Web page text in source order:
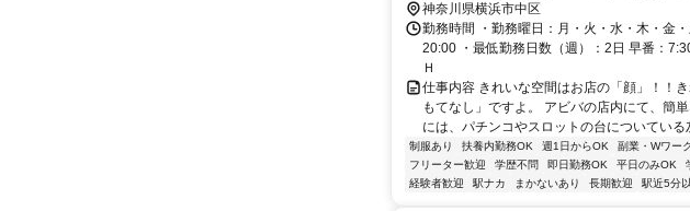
神奈川県横浜市中区
勤務時間 ・勤務曜日：月・火・水・木・金
20:00 ・最低勤務日数（週）：2日 早番：
Ｈ
仕事内容 きれいな空間はお店の「顔」！！
もてなし」ですよ。 アビバの店内にて、簡
には、パチンコやスロットの台についている
制服あり 扶養内勤務OK 週1日からOK 副業・Wワー
フリーター歓迎
学歴不問 即日勤務OK 平日のみOK
経験者歓迎
駅ナカ まかないあり 長期歓迎 駅近5分